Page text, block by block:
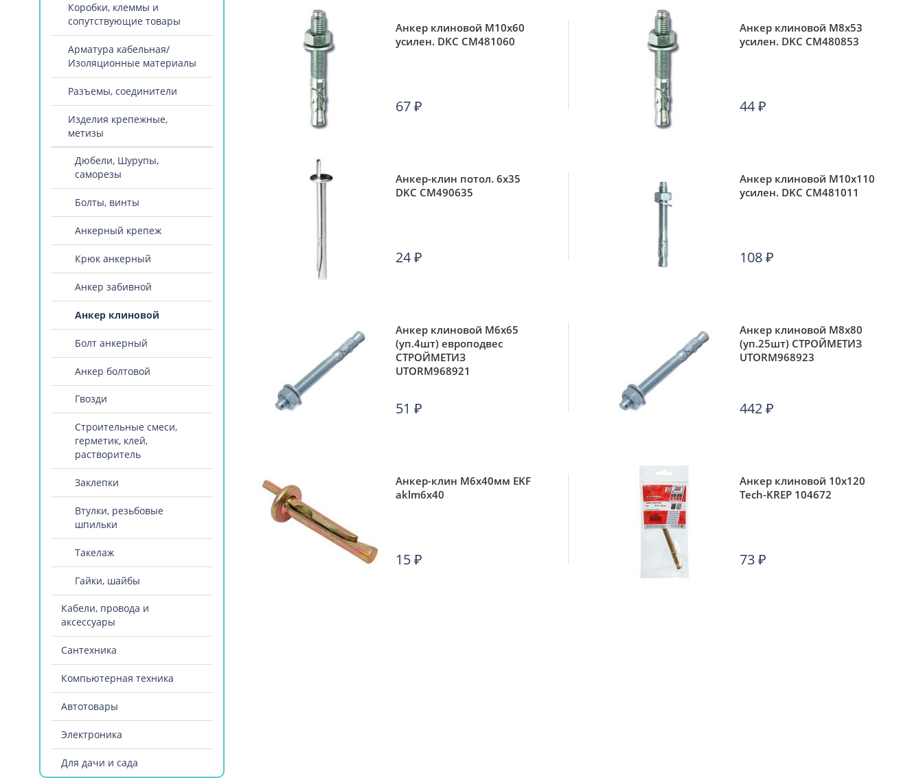
Коробки, клеммы и
сопутствующие товары
Арматура кабельная/
Изоляционные материалы
Разъемы, соединители
Изделия крепежные,
метизы
Дюбели, Шурупы,
саморезы
Болты, винты
Анкерный крепеж
Крюк анкерный
Анкер забивной
Анкер клиновой
Болт анкерный
Анкер болтовой
Гвозди
Строительные смеси,
герметик, клей,
растворитель
Заклепки
Втулки, резьбовые
шпильки
Такелаж
Гайки, шайбы
Кабели, провода и
аксессуары
Сантехника
Компьютерная техника
Автотовары
Электроника
Для дачи и сада
Анкер клиновой М10х60
усилен. DKC CM481060
67₽
Анкер клиновой М8х53
усилен. DKC CM480853
44₽
Анкер-клин потол. 6х35
DKC CM490635
24₽
Анкер клиновой М10х110
усилен. DKC CM481011
108₽
Анкер клиновой М6х65
(уп.4шт) европодвес
СТРОЙМЕТИЗ
UTORM968921
51₽
Анкер клиновой М8х80
(уп.25шт) СТРОЙМЕТИЗ
UTORM968923
442₽
Анкер-клин М6х40мм EKF
aklm6x40
15₽
Анкер клиновой 10х120
Tech-KREP 104672
73₽